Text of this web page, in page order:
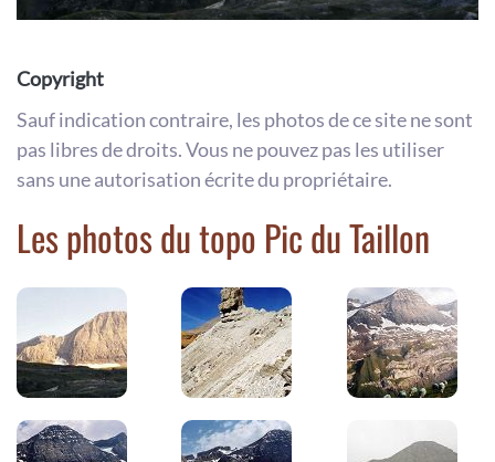
Copyright
Sauf indication contraire, les photos de ce site ne sont
pas libres de droits. Vous ne pouvez pas les utiliser
sans une autorisation écrite du propriétaire.
Les photos du topo Pic du Taillon